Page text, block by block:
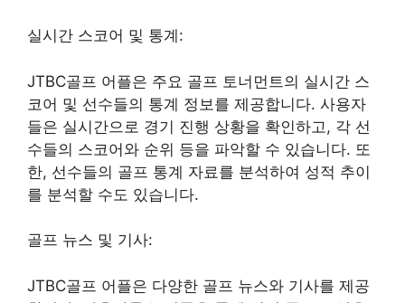
실시간 스코어 및 통계:
JTBC골프 어플은 주요 골프 토너먼트의 실시간 스
코어 및 선수들의 통계 정보를 제공합니다. 사용자
들은 실시간으로 경기 진행 상황을 확인하고, 각 선
수들의 스코어와 순위 등을 파악할 수 있습니다. 또
한, 선수들의 골프 통계 자료를 분석하여 성적 추이
를 분석할 수도 있습니다.
골프 뉴스 및 기사:
JTBC골프 어플은 다양한 골프 뉴스와 기사를 제공